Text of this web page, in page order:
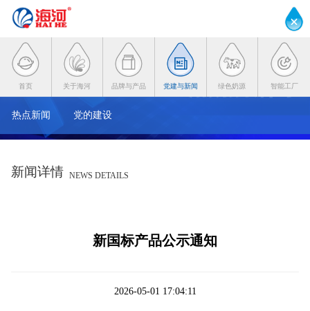
首页 关于海河 品牌与产品 党建与新闻
热点新闻 党的建设
绿色奶源 智能工厂
新闻详情 NEWS DETAILS
新国标产品公示通知
2026-05-01 17:04:11